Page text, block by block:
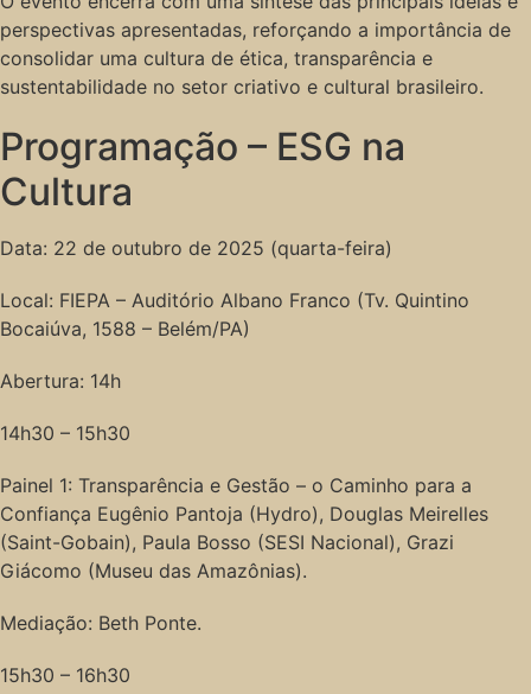
perspectivas apresentadas, reforçando a importância de
consolidar uma cultura de ética, transparência e
sustentabilidade no setor criativo e cultural brasileiro.
Programação – ESG na
Cultura
Data: 22 de outubro de 2025 (quarta-feira)
Local: FIEPA – Auditório Albano Franco (Tv. Quintino
Bocaiúva, 1588 – Belém/PA)
Abertura: 14h
14h30 – 15h30
Painel 1: Transparência e Gestão – o Caminho para a
Confiança Eugênio Pantoja (Hydro), Douglas Meirelles
(Saint-Gobain), Paula Bosso (SESI Nacional), Grazi
Giácomo (Museu das Amazônias).
Mediação: Beth Ponte.
15h30 – 16h30